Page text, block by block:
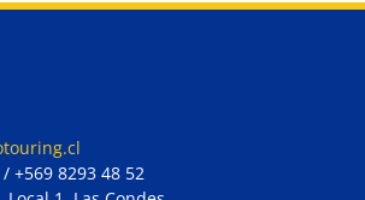
+569 8293 48 52